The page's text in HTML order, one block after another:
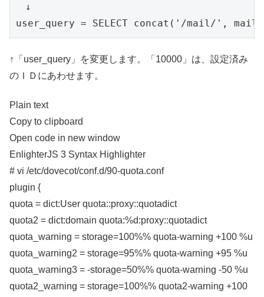
↓
user_query = SELECT concat('/mail/',
↑「user_query」を変更します。「10000」は、設定済み
のＩＤにあわせます。
Plain text
Copy to clipboard
Open code in new window
EnlighterJS 3 Syntax Highlighter
# vi /etc/dovecot/conf.d/90-quota.conf
plugin {
quota = dict:User quota::proxy::quotadict
quota2 = dict:domain quota:%d:proxy::quotadict
quota_warning = storage=100%% quota-warning +100 %u
quota_warning2 = storage=95%% quota-warning +95 %u
quota_warning3 = -storage=50%% quota-warning -50 %u
quota2_warning = storage=100%% quota2-warning +100